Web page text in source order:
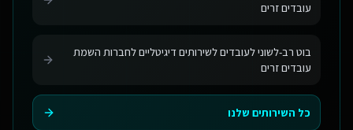
עובדים זרים
בוט רב-לשוני לעובדים לשירותים דיגיטליים לחברות השמת
עובדים זרים
כל השירותים שלנו